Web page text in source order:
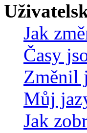
Jak
Časy
Změnil
Můj
Jak